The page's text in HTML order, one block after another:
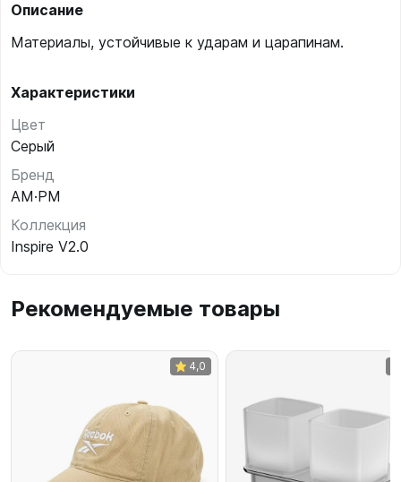
Описание
Материалы, устойчивые к ударам и царапинам.
Характеристики
Цвет
Серый
Бренд
AM·PM
Коллекция
Inspire V2.0
Рекомендуемые товары
4,0